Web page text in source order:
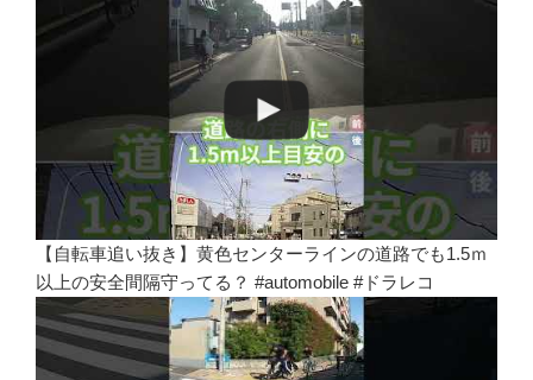
【自転車追い抜き】黄色センターラインの道路でも1.5ｍ
以上の安全間隔守ってる？ #automobile #ドラレコ